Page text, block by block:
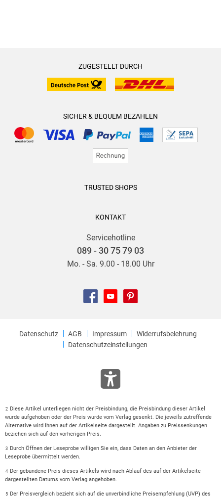
ZUGESTELLT DURCH
SICHER & BEQUEM BEZAHLEN
TRUSTED SHOPS
KONTAKT
Servicehotline
089 - 30 75 79 03
Mo. - Sa. 9.00 - 18.00 Uhr
Datenschutz AGB Impressum
Widerrufsbelehrung
Datenschutzeinstellungen
2
Diese Artikel unterliegen nicht der Preisbindung, die Preisbindung dieser Artikel
wurde aufgehoben oder der Preis wurde vom Verlag gesenkt. Die jeweils zutreffende
Alternative wird Ihnen auf der Artikelseite dargestellt. Angaben zu Preissenkungen
beziehen sich auf den vorherigen Preis.
3
Durch Öffnen der Leseprobe willigen Sie ein, dass Daten an den Anbieter der
Leseprobe übermittelt werden.
4
Der gebundene Preis dieses Artikels wird nach Ablauf des auf der Artikelseite
dargestellten Datums vom Verlag angehoben.
5 Der Preisvergleich bezieht sich auf die unverbindliche Preisempfehlung (UVP) des